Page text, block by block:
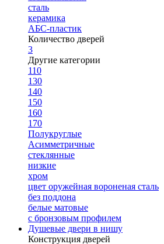
сталь
керамика
АБС-пластик
Количество дверей
3
Другие категории
110
130
140
150
160
170
Полукруглые
Асимметричные
стеклянные
низкие
хром
цвет оружейная вороненая сталь
без поддона
белые матовые
с бронзовым профилем
Душевые двери в нишу
Конструкция дверей